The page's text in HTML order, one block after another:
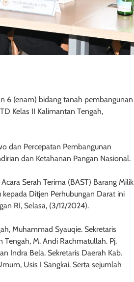
6 (enam) bidang tanah pembangunan
Kelas II Kalimantan Tengah,
dan Percepatan Pembangunan
dan Ketahanan Pangan Nasional.
Serah Terima (BAST) Barang Milik
Ditjen Perhubungan Darat ini
RI, Selasa, (3/12/2024).
Muhammad Syauqie. Sekretaris
Tengah, M. Andi Rachmatullah. Pj.
Indra Bela. Sekretaris Daerah Kab.
Usis I Sangkai. Serta sejumlah